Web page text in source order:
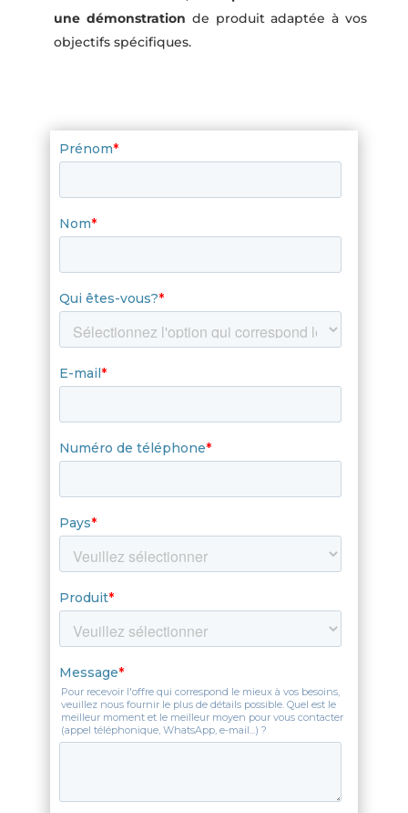
une démonstration de produit adaptée à vos
objectifs spécifiques.